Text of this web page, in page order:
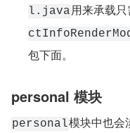
l.java用来承载只
包下面。
personal 模块
personal模块中也会